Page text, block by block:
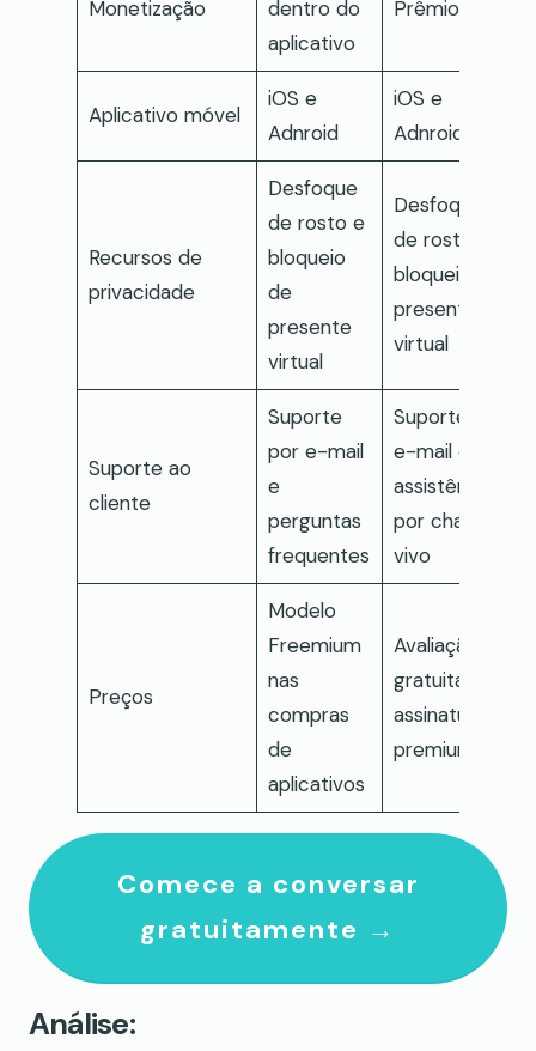
Monetização
dentro do
aplicativo
Prêmio
Aplicativo móvel
iOS e
Adnroid
iOS e
Adnroid
Recursos de
privacidade
Desfoque
de rosto e
bloqueio
de
presente
virtual
Desfoque
de rosto e
bloqueio de
presente
virtual
Suporte ao
cliente
Suporte
por e-mail
e
perguntas
frequentes
Suporte por
e-mail e
assistência
por chat ao
vivo
Preços
Modelo
Freemium
nas
compras
de
aplicativos
Avaliação
gratuita e
assinatura
premium
Comece a conversar
gratuitamente →
Análise: